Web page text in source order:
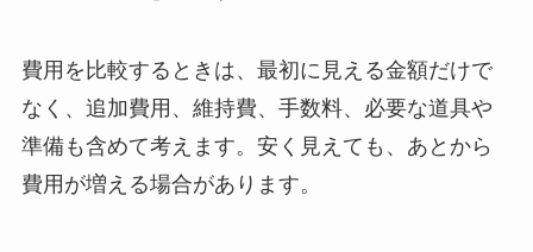
費用を比較するときは、最初に見える金額だけで
なく、追加費用、維持費、手数料、必要な道具や
準備も含めて考えます。安く見えても、あとから
費用が増える場合があります。